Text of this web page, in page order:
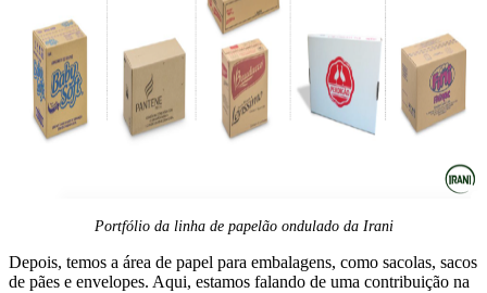
Portfólio da linha de papelão ondulado da Irani
Depois, temos a área de papel para embalagens, como sacolas, sacos
de pães e envelopes. Aqui, estamos falando de uma contribuição na